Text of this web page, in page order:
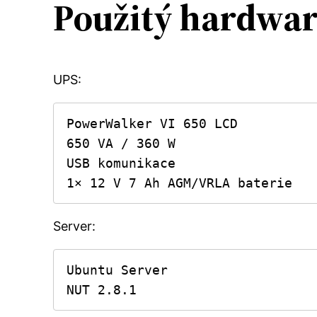
Použitý
UPS:
PowerWalker VI 650 LCD
650 VA / 360 W
USB komunikace
1× 12 V 7 Ah AGM/VRLA baterie
Server:
Ubuntu Server
NUT 2.8.1